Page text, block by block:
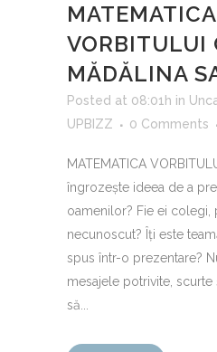
MATEMATICA
VORBITULUI
MĂDĂLINA
Posted at 08:01h in
UPBIZZ
0 Comments
MATEMATICA
îngrozește ideea de a
oamenilor? Fie ei
necunoscut? Îți este
spus într-o prezentare?
mesajele potrivite,
să...